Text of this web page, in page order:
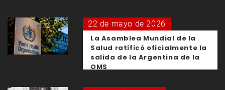
22 de mayo de 2026
La Asamblea Mundial de la
Salud ratificó oficialmente la
salida de la Argentina de la
OMS